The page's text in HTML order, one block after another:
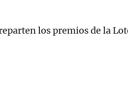
los premios de la